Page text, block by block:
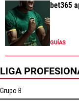
bet365
GUÍAS
LIGA